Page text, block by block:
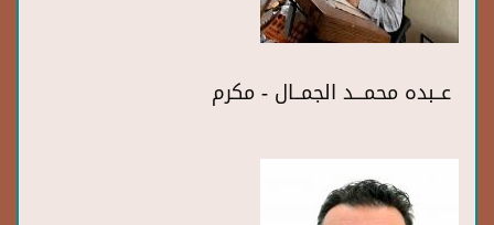
عــبده محمـــد الجمــال - مكرم